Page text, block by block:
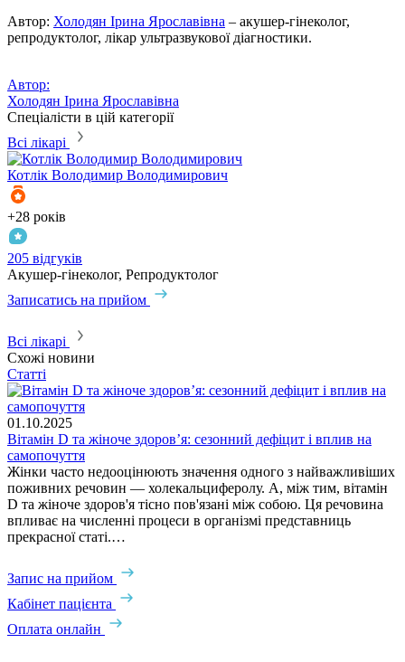
Автор: Холодян Ірина Ярославівна – акушер-гінеколог,
репродуктолог, лікар ультразвукової діагностики.
Автор:
Холодян Ірина Ярославівна
Спеціалісти в цій категорії
Всі лікарі
Котлік Володимир Володимирович
+28 років
205 відгуків
Акушер-гінеколог, Репродуктолог
Записатись на прийом
Всі лікарі
Схожі новини
Статті
01.10.2025
Вітамін D та жіноче здоров’я: сезонний дефіцит і вплив на
самопочуття
​Жінки часто недооцінюють значення одного з найважливіших
поживних речовин — холекальциферолу. А, між тим, вітамін
D та жіноче здоров'я тісно пов'язані між собою. Ця речовина
впливає на численні процеси в організмі представниць
прекрасної статі.…
Запис на прийом
Кабінет пацієнта
Оплата онлайн